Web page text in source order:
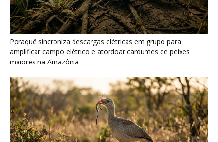
Seriema combina corridas em alta velocidade e arremessos
contra rochas para imobilizar serpentes peçonhentas no
cerrado